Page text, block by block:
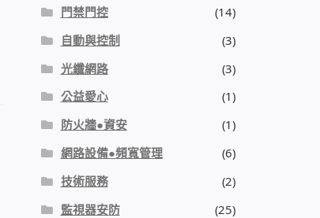
門禁門控
(14)
自動與控制
(3)
光纖網路
(3)
公益愛心
(1)
防火牆●資安
(1)
網路設備●頻寬管理
(6)
技術服務
(2)
監視器安防
(25)